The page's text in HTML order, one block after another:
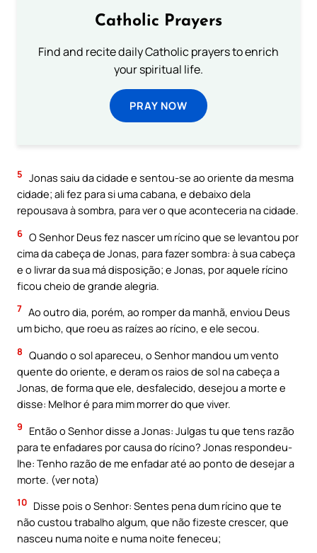
Catholic Prayers
Find and recite daily Catholic prayers to enrich
your spiritual life.
PRAY NOW
5 Jonas saiu da cidade e sentou-se ao oriente da mesma
cidade; ali fez para si uma cabana, e debaixo dela
repousava à sombra, para ver o que aconteceria na cidade.
6 O Senhor Deus fez nascer um rícino que se levantou por
cima da cabeça de Jonas, para fazer sombra: à sua cabeça
e o livrar da sua má disposição; e Jonas, por aquele rícino
ficou cheio de grande alegria.
7 Ao outro dia, porém, ao romper da manhã, enviou Deus
um bicho, que roeu as raízes ao rícino, e ele secou.
8 Quando o sol apareceu, o Senhor mandou um vento
quente do oriente, e deram os raios de sol na cabeça a
Jonas, de forma que ele, desfalecido, desejou a morte e
disse: Melhor é para mim morrer do que viver.
9
Então o Senhor disse a Jonas: Julgas tu que tens razão
para te enfadares por causa do rícino? Jonas respondeu-
lhe: Tenho razão de me enfadar até ao ponto de desejar a
morte. (ver nota)
10 Disse pois o Senhor: Sentes pena dum rícino que te
não custou trabalho algum, que não fizeste crescer, que
nasceu numa noite e numa noite feneceu;